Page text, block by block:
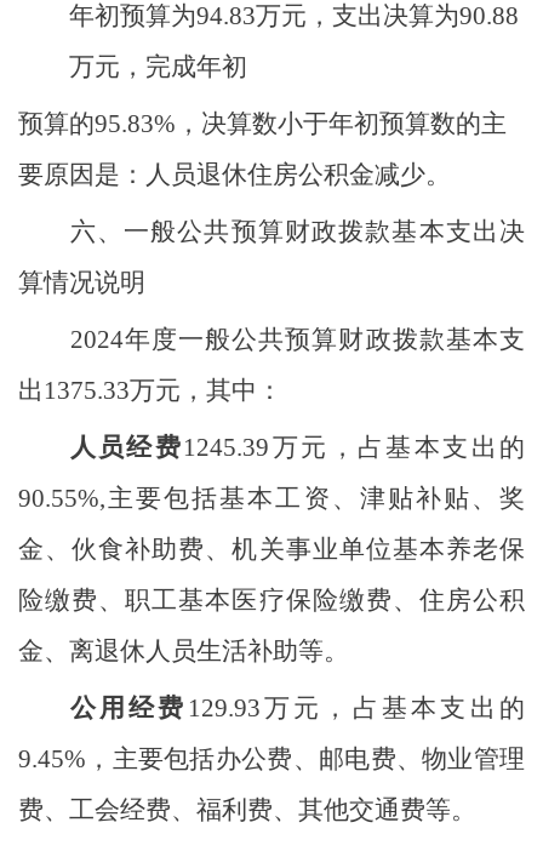
年初预算为94.83万元，支出决算为90.88
万元，完成年初
预算的95.83% ，决算数小于年初预算数的主
要原因是：人员退休住房公积金减少。
六、一般公共预算财政拨款基本支出决
算情况说明
2024年度一般公共预算财政拨款基本支
出 1375.33万元，其中：
人员经费1245.39万元，占基本支出的
90.55%,主要包括基本工资、津贴补贴、奖
金、伙食补助费、机关事业单位基本养老保
险缴费、职工基本医疗保险缴费、住房公积
金、离退休人员生活补助等。
公用经费 129.93万元，占基本支出的
9.45% ，主要包括办公费、 邮电费、物业管理
费、工会经费、福利费、其他交通费等。